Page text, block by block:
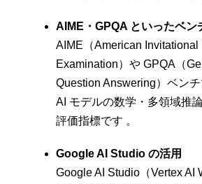
AIME・GPQA といったベン
AIME（American Invitational
Examination）や GPQA（
Question Answering）ベン
AI モデルの数学・多領域推
評価指標です 。
Google AI Studio の活用
Google AI Studio（Vertex AI